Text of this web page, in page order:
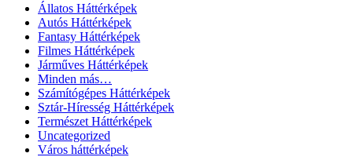
Állatos Háttérképek
Autós Háttérképek
Fantasy Háttérképek
Filmes Háttérképek
Járműves Háttérképek
Minden más…
Számítógépes Háttérképek
Sztár-Híresség Háttérképek
Természet Háttérképek
Uncategorized
Város háttérképek